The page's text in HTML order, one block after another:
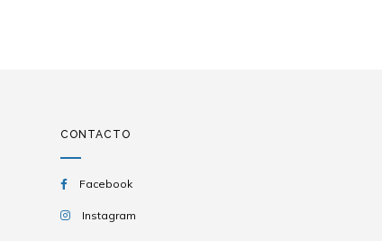
CONTACTO
Facebook
Instagram